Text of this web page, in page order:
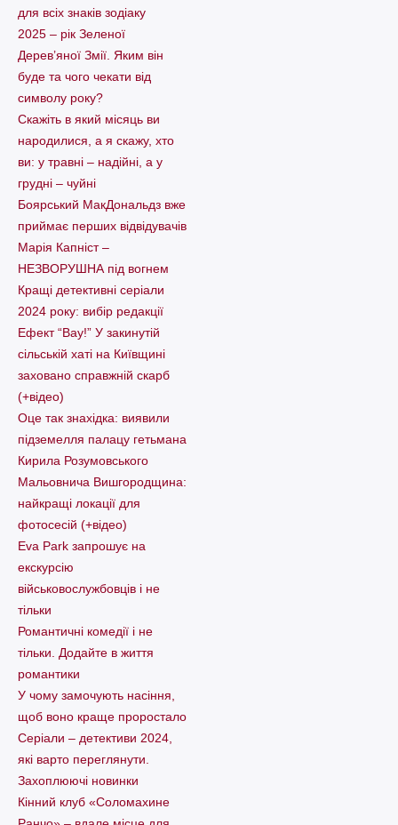
для всіх знаків зодіаку
2025 – рік Зеленої
Дерев’яної Змії. Яким він
буде та чого чекати від
символу року?
Скажіть в який місяць ви
народилися, а я скажу, хто
ви: у травні – надійні, а у
грудні – чуйні
Боярський МакДональдз вже
приймає перших відвідувачів
Марія Капніст –
НЕЗВОРУШНА під вогнем
Кращі детективні серіали
2024 року: вибір редакції
Ефект “Вау!” У закинутій
сільській хаті на Київщині
заховано справжній скарб
(+відео)
Оце так знахідка: виявили
підземелля палацу гетьмана
Кирила Розумовського
Мальовнича Вишгородщина:
найкращі локації для
фотосесій (+відео)
Eva Park запрошує на
екскурсію
військовослужбовців і не
тільки
Романтичні комедії і не
тільки. Додайте в життя
романтики
У чому замочують насіння,
щоб воно краще проростало
Серіали – детективи 2024,
які варто пеpеглянути.
Захоплюючі новинки
Кінний клуб «Соломахине